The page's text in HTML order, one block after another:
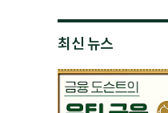
최신 뉴스